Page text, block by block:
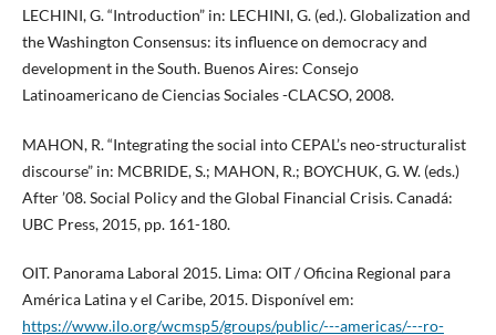
LECHINI, G. “Introduction” in: LECHINI, G. (ed.). Globalization and
the Washington Consensus: its influence on democracy and
development in the South. Buenos Aires: Consejo
Latinoamericano de Ciencias Sociales -CLACSO, 2008.
MAHON, R. “Integrating the social into CEPAL’s neo-structuralist
discourse” in: MCBRIDE, S.; MAHON, R.; BOYCHUK, G. W. (eds.)
After ’08. Social Policy and the Global Financial Crisis. Canadá:
UBC Press, 2015, pp. 161-180.
OIT. Panorama Laboral 2015. Lima: OIT / Oficina Regional para
América Latina y el Caribe, 2015. Disponível em:
https://www.ilo.org/wcmsp5/groups/public/---americas/---ro-